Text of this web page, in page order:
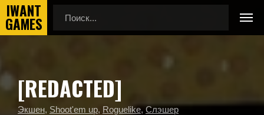
Главная
Новые игры
[REDACTED]
[REDACTED]
Экшен, Shoot'em up, Roguelike,Слэшер